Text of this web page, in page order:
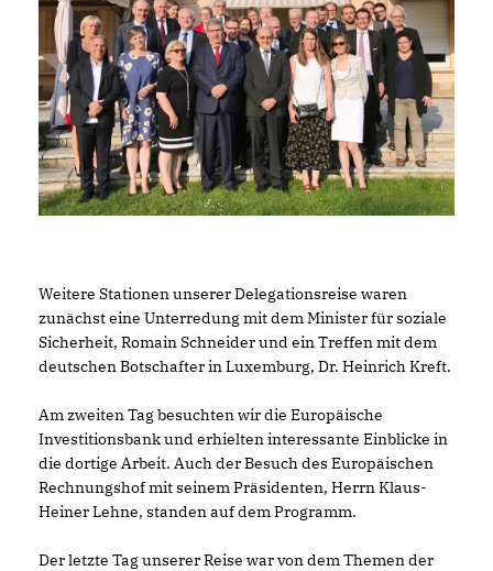
Weitere Stationen unserer Delegationsreise waren
zunächst eine Unterredung mit dem Minister für soziale
Sicherheit, Romain Schneider und ein Treffen mit dem
deutschen Botschafter in Luxemburg, Dr. Heinrich Kreft.
Am zweiten Tag besuchten wir die Europäische
Investitionsbank und erhielten interessante Einblicke in
die dortige Arbeit. Auch der Besuch des Europäischen
Rechnungshof mit seinem Präsidenten, Herrn Klaus-
Heiner Lehne, standen auf dem Programm.
Der letzte Tag unserer Reise war von dem Themen der